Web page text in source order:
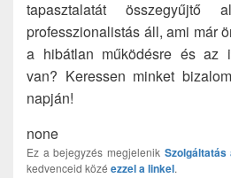
tapasztalatát összegyűjtő
professzionalistás áll, ami már
a hibátlan működésre és az
van? Keressen minket
napján!
none
Ez a bejegyzés megjelenik Szolgáltatás
kedvenceid közé ezzel a linkel.